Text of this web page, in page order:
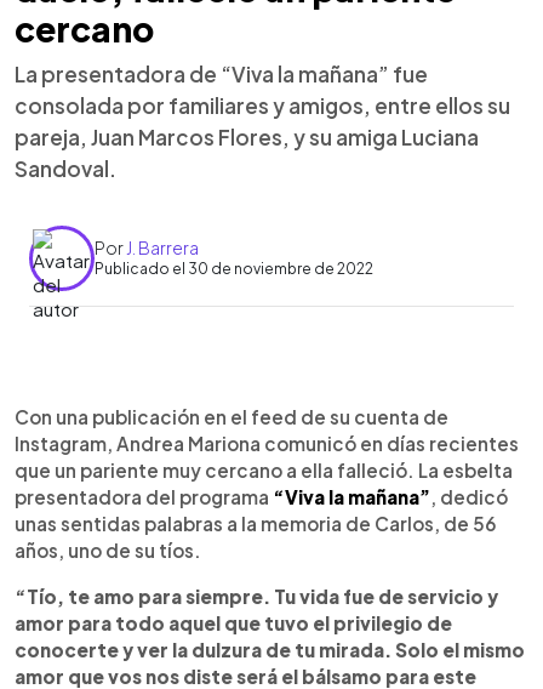
cercano
La presentadora de “Viva la mañana” fue
consolada por familiares y amigos, entre ellos su
pareja, Juan Marcos Flores, y su amiga Luciana
Sandoval.
Por J. Barrera
Publicado el 30 de noviembre de 2022
Escuchar artículo
Con una publicación en el feed de su cuenta de
Instagram, Andrea Mariona comunicó en días recientes
que un pariente muy cercano a ella falleció. La esbelta
presentadora del programa “Viva la mañana” , dedicó
unas sentidas palabras a la memoria de Carlos, de 56
años, uno de su tíos.
“Tío, te amo para siempre. Tu vida fue de servicio y
amor para todo aquel que tuvo el privilegio de
conocerte y ver la dulzura de tu mirada. Solo el mismo
amor que vos nos diste será el bálsamo para este